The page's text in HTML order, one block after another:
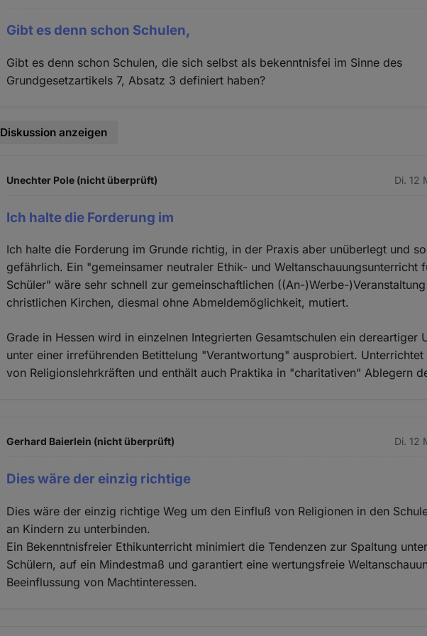
Gibt es denn schon Schulen,
Gibt es denn schon Schulen, die sich selbst als bekenntnisfei im Sinne des
Grundgesetzartikels 7, Absatz 3 definiert haben?
Diskussion anzeigen
Unechter Pole (nicht überprüft) Di. 12
Ich halte die Forderung im
Ich halte die Forderung im Grunde richtig, in der Praxis aber unüberlegt und
gefährlich. Ein "gemeinsamer neutraler Ethik- und Weltanschauungsunterricht
Schüler" wäre sehr schnell zur gemeinschaftlichen ((An-)Werbe-
christlichen Kirchen, diesmal ohne Abmeldemöglichkeit, mutiert.
Grade in Hessen wird in einzelnen Integrierten Gesamtschulen ein dereartiger
unter einer irreführenden Betittelung "Verantwortung" ausprobiert.
von Religionslehrkräften und enthält auch Praktika in "charitativen" Ablegern
Gerhard Baierlein (nicht überprüft) Di. 12
Dies wäre der einzig richtige
Dies wäre der einzig richtige Weg um den Einfluß von Religionen in den
an Kindern zu unterbinden.
Ein Bekenntnisfreier Ethikunterricht minimiert die Tendenzen zur Spaltung
Schülern, auf ein Mindestmaß und garantiert eine wertungsfreie
Beeinflussung von Machtinteressen.